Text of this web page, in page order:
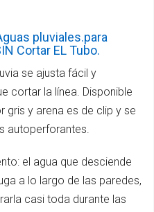
pluviales.para
Cortar EL Tubo.
se ajusta fácil y
cortar la línea. Disponible
gris y arena es de clip y se
autoperforantes.
el agua que desciende
a lo largo de las paredes,
casi toda durante las